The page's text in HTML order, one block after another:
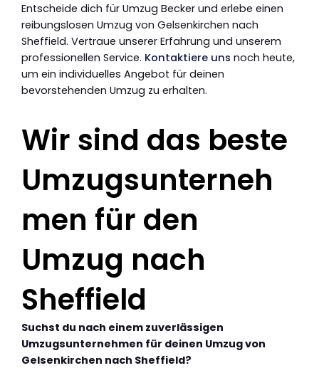
Entscheide dich für Umzug Becker und erlebe einen
reibungslosen Umzug von Gelsenkirchen nach
Sheffield. Vertraue unserer Erfahrung und unserem
professionellen Service. Kontaktiere uns noch heute,
um ein individuelles Angebot für deinen
bevorstehenden Umzug zu erhalten.
Wir sind das beste
Umzugsunterneh
men für den
Umzug nach
Sheffield
Suchst du nach einem zuverlässigen
Umzugsunternehmen für deinen Umzug von
Gelsenkirchen nach Sheffield?